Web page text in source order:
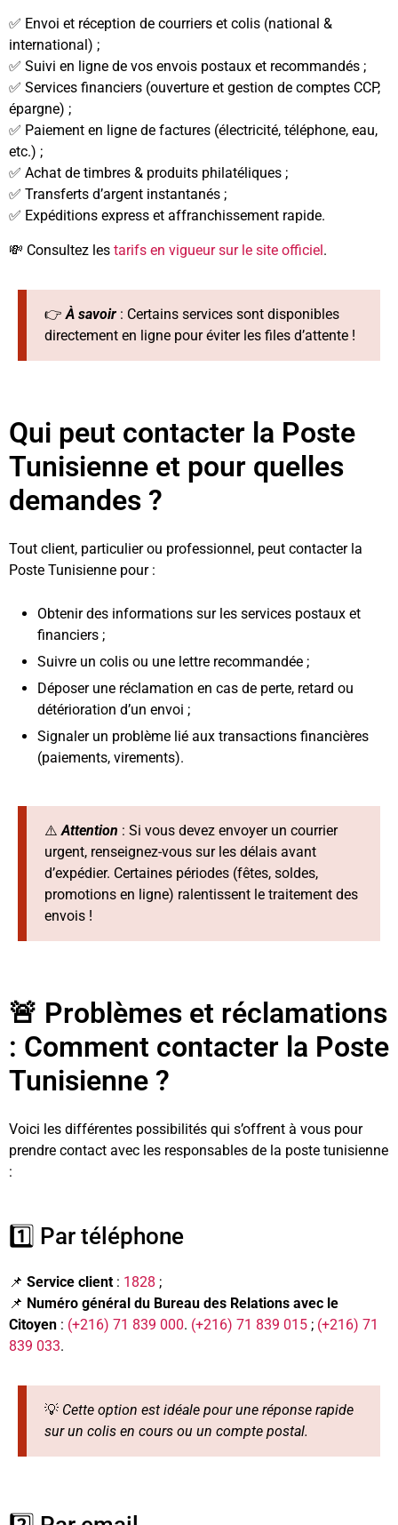
✅ Envoi et réception de courriers et colis (national &
international) ;
✅ Suivi en ligne de vos envois postaux et recommandés ;
✅ Services financiers (ouverture et gestion de comptes CCP,
épargne) ;
✅ Paiement en ligne de factures (électricité, téléphone, eau,
etc.) ;
✅ Achat de timbres & produits philatéliques ;
✅ Transferts d’argent instantanés ;
✅ Expéditions express et affranchissement rapide.
💸 Consultez les tarifs en vigueur sur le site officiel.
👉À savoir : Certains services sont disponibles
directement en ligne pour éviter les files d’attente !
Qui peut contacter la Poste
Tunisienne et pour quelles
demandes ?
Tout client, particulier ou professionnel, peut contacter la
Poste Tunisienne pour :
Obtenir des informations sur les services postaux et
financiers ;
Suivre un colis ou une lettre recommandée ;
Déposer une réclamation en cas de perte, retard ou
détérioration d’un envoi ;
Signaler un problème lié aux transactions financières
(paiements, virements).
⚠️Attention : Si vous devez envoyer un courrier
urgent, renseignez-vous sur les délais avant
d’expédier. Certaines périodes (fêtes, soldes,
promotions en ligne) ralentissent le traitement des
envois !
🚨 Problèmes et réclamations
: Comment contacter la Poste
Tunisienne ?
Voici les différentes possibilités qui s’offrent à vous pour
prendre contact avec les responsables de la poste tunisienne
:
1️⃣ Par téléphone
📌 Service client : 1828 ;
📌 Numéro général du Bureau des Relations avec le
Citoyen : (+216) 71 839 000. (+216) 71 839 015 ; (+216) 71
839 033.
💡 Cette option est idéale pour une réponse rapide
sur un colis en cours ou un compte postal.